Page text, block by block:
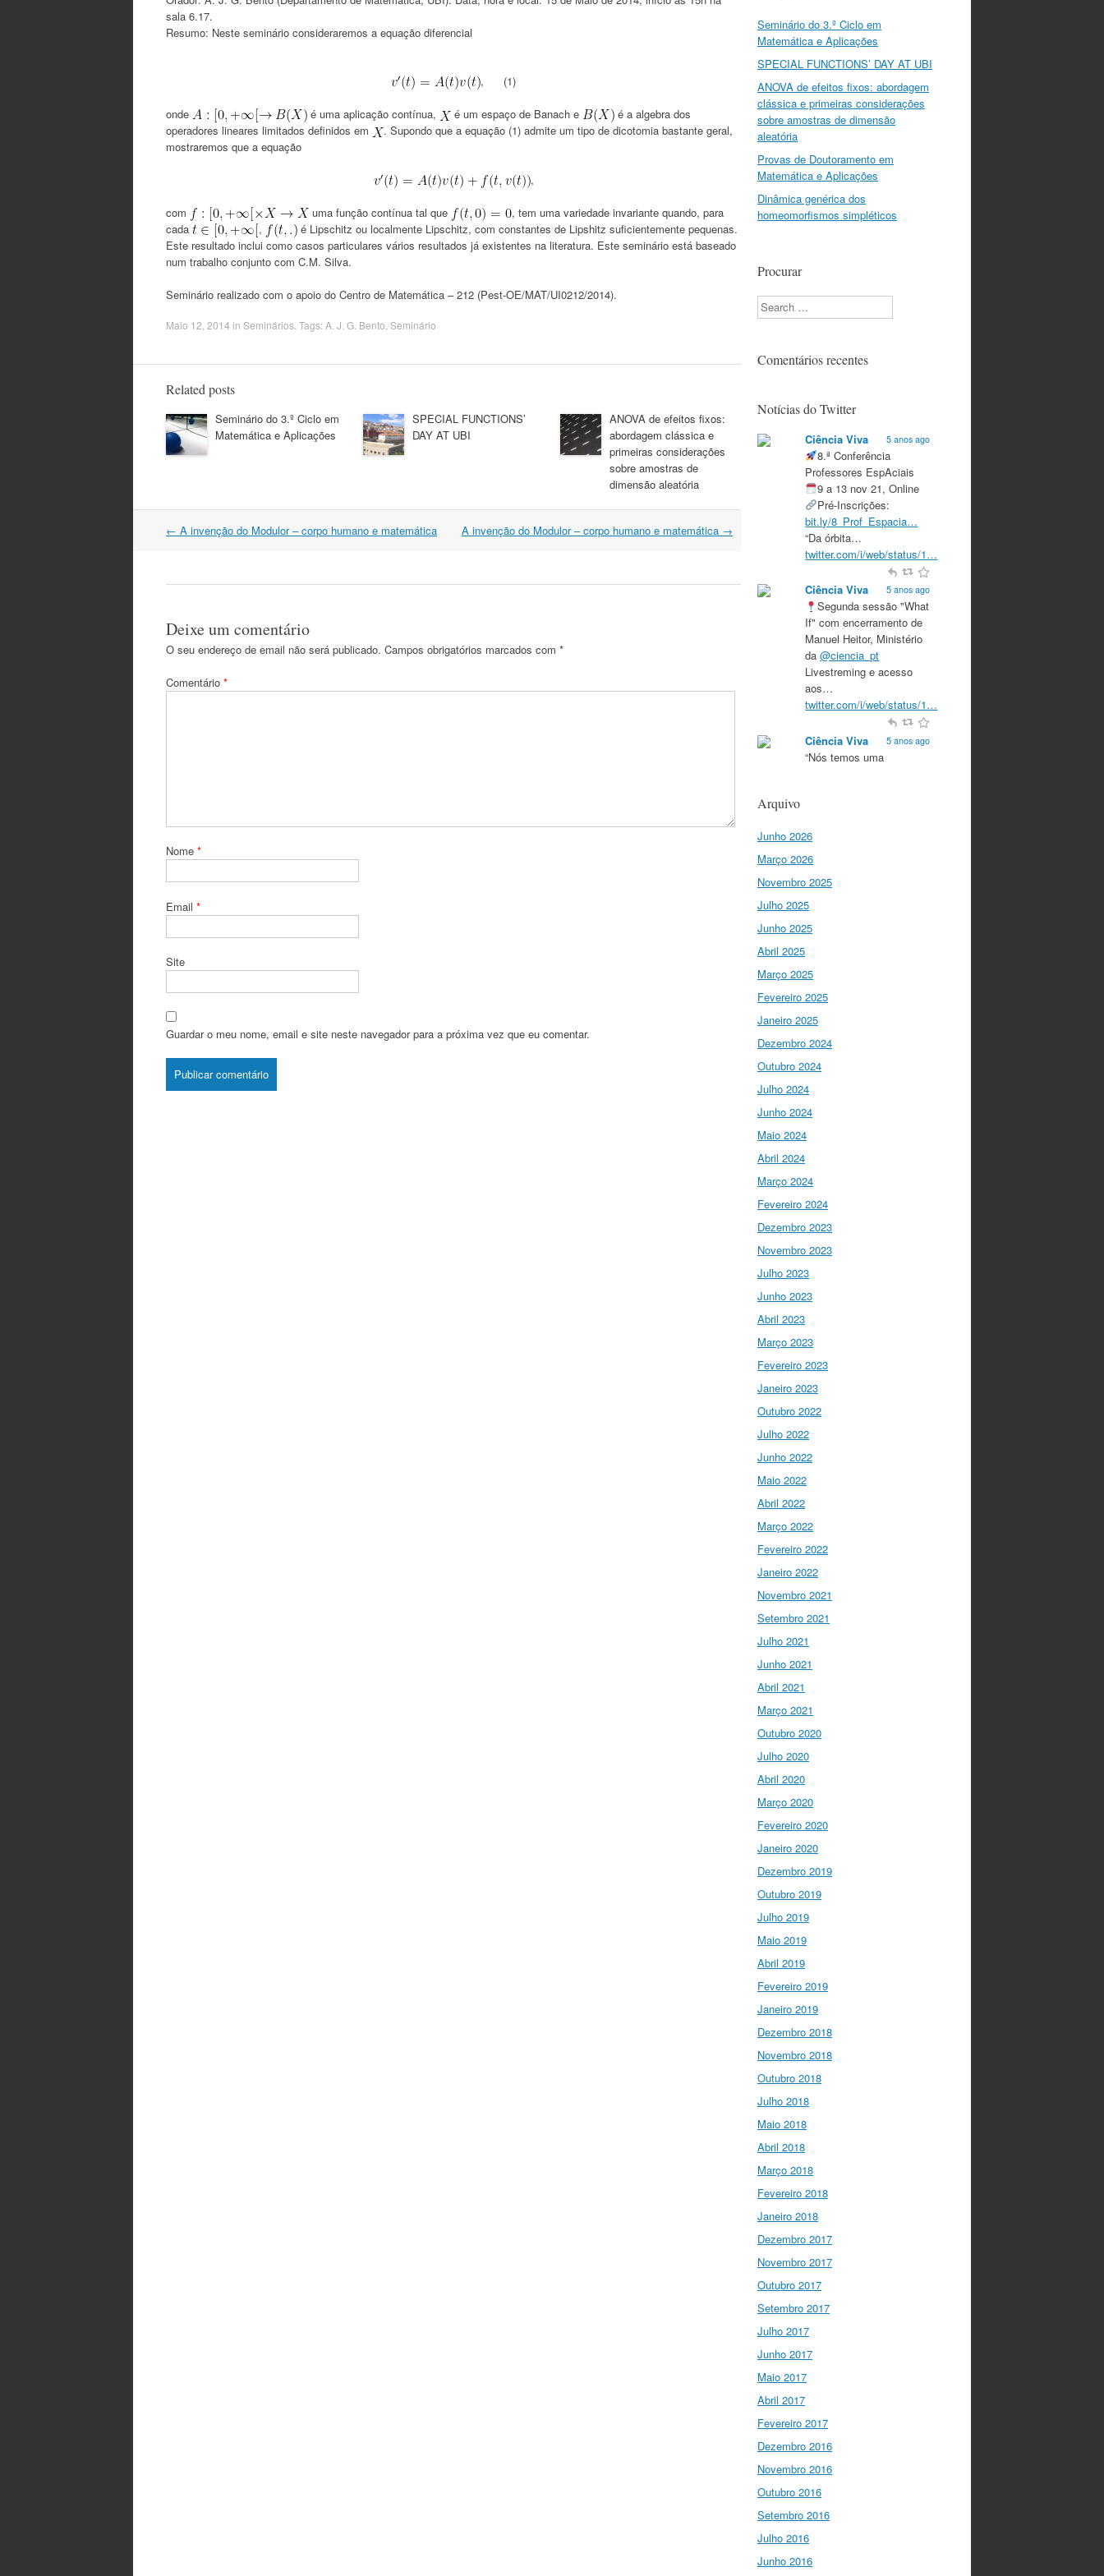
sala 6.17.
Resumo: Neste seminário consideraremos a equação diferencial
, (1)
onde é uma aplicação contínua, é um espaço de Banach e
é a algebra dos
operadores lineares limitados definidos em
. Supondo que a equação (1) admite um tipo de dicotomia bastante geral,
mostraremos que a equação
,
com uma função contínua tal que
, tem uma variedade invariante quando, para
cada
,
é Lipschitz ou localmente Lipschitz, com constantes de Lipshitz suficientemente pequenas.
Este resultado inclui como casos particulares vários resultados já existentes na literatura. Este seminário está baseado
num trabalho conjunto com C.M. Silva.
Seminário realizado com o apoio do Centro de Matemática – 212 (Pest-OE/MAT/UI0212/2014).
Maio 12, 2014 in Seminários. Tags:A. J. G. Bento,Seminário
Related posts
Seminário do 3.º Ciclo em
Matemática e Aplicações
SPECIAL FUNCTIONS’
DAY AT UBI
ANOVA de efeitos fixos:
abordagem clássica e
primeiras considerações
sobre amostras de
dimensão aleatória
Post
← A invenção do Modulor – corpo humano e matemática A invenção do Modulor – corpo humano e matemática →
Deixe um comentário
O seu endereço de email não será publicado. Campos obrigatórios marcados com *
Comentário *
Nome *
Email *
Site
Guardar o meu nome, email e site neste navegador para a próxima vez que eu comentar.
Seminário do 3.º Ciclo em
Matemática e Aplicações
SPECIAL FUNCTIONS’ DAY AT UBI
ANOVA de efeitos fixos: abordagem
clássica e primeiras considerações
sobre amostras de dimensão
aleatória
Provas de Doutoramento em
Matemática e Aplicações
Dinâmica genérica dos
homeomorfismos simpléticos
Procurar
Search
Comentários recentes
Notícias do Twitter
Ciência Viva 5 anos ago
8.ª Conferência
Professores EspAciais
9 a 13 nov 21, Online
Pré-Inscrições:
bit.ly/8_Prof_Espacia…
“Da órbita…
twitter.com/i/web/status/1…
Ciência Viva 5 anos ago
Segunda sessão "What
If" com encerramento de
Manuel Heitor, Ministério
da@ciencia_pt
Livestreming e acesso
aos…
twitter.com/i/web/status/1…
Ciência Viva 5 anos ago
“Nós temos uma
conseguimos criar…
twitter.com/i/web/status/1…
Ciência Viva
“O que nos distingue de
outros locais é a nossa
em três valores:
twitter.com/i/web/status/1…
Ciência Viva
Ministério da Ciência foi o
momento fundamental
para a mudança do
par…
I Gulbenkian Ciência
Fantastic
closing up of
week with a talk about
"Communicating at the
Speed of Science" with
the…
Ciência Viva
"Hoje fazemos parte de
equipas europeias
multidisciplinares que têm
resolução de problemas
mun…
twitter.com/i/web/status/1…
“O impacto dos jovens
investigadores, como eu,
na sociedade é hoje
muito visível nas
empresas. Já não
twitter.com/i/web/status/1…
Ciência Viva
científica no futuro da
Europa em direto do
@CCVBraganca
Acompanhe li…
I Gulbenkian Ciência
Great honor
to have
appointed
@ERC_Research
@IGCiencia
twitter.com/i/web/status/1…
Arquivo
Junho 2026
Março 2026
Novembro 2025
Julho 2025
Junho 2025
Abril 2025
Março 2025
Fevereiro 2025
Janeiro 2025
Dezembro 2024
Outubro 2024
Julho 2024
Junho 2024
Maio 2024
Abril 2024
Março 2024
Fevereiro 2024
Dezembro 2023
Novembro 2023
Julho 2023
Junho 2023
Abril 2023
Março 2023
Fevereiro 2023
Janeiro 2023
Outubro 2022
Julho 2022
Junho 2022
Maio 2022
Abril 2022
Março 2022
Fevereiro 2022
Janeiro 2022
Novembro 2021
Setembro 2021
Julho 2021
Junho 2021
Abril 2021
Março 2021
Outubro 2020
Julho 2020
Abril 2020
Março 2020
Fevereiro 2020
Janeiro 2020
Dezembro 2019
Outubro 2019
Julho 2019
Maio 2019
Abril 2019
Fevereiro 2019
Janeiro 2019
Dezembro 2018
Novembro 2018
Outubro 2018
Julho 2018
Maio 2018
Abril 2018
Março 2018
Fevereiro 2018
Janeiro 2018
Dezembro 2017
Novembro 2017
Outubro 2017
Setembro 2017
Julho 2017
Junho 2017
Maio 2017
Abril 2017
Fevereiro 2017
Dezembro 2016
Novembro 2016
Outubro 2016
Setembro 2016
Julho 2016
Junho 2016